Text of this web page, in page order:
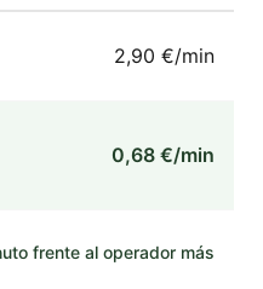
2,90 €/min
0,68 €/min
frente al operador más